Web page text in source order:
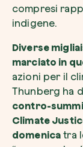
compresi
indigene.
Diverse
marciato in
azioni per il
Thunberg ha
contro-
Climate
domenica tra